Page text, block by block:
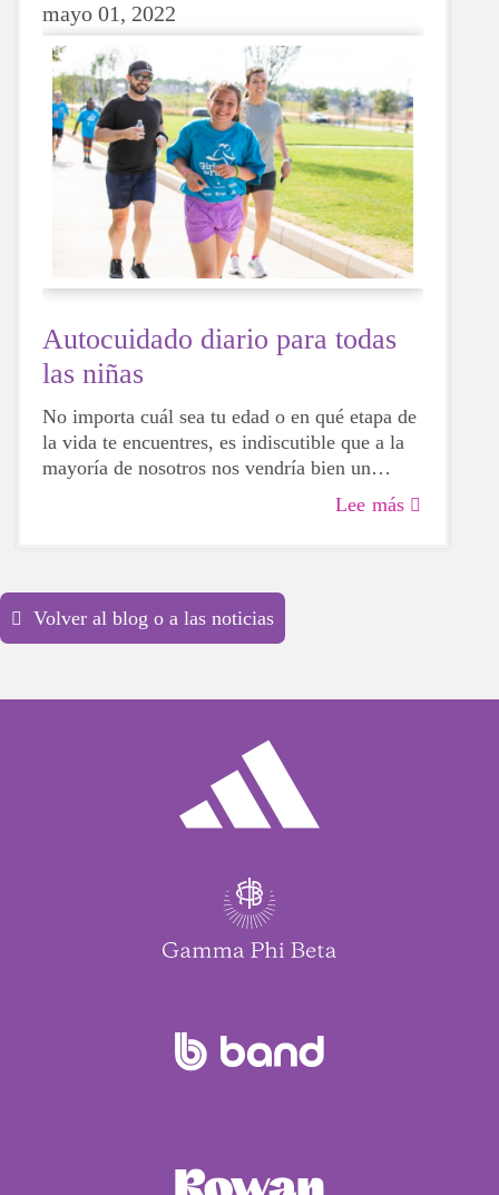
mayo 01, 2022
Autocuidado diario para todas
las niñas
No importa cuál sea tu edad o en qué etapa de
la vida te encuentres, es indiscutible que a la
mayoría de nosotros nos vendría bien un
estímulo para nuestra salud física, mental y
emocional. La vida puede ser desalentadora y
necesidad ABSOLUTA para estos días
impredecibles.
Lee más
Volver al blog o a las noticias